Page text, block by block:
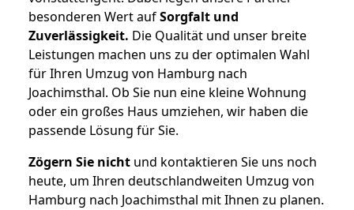
besonderen Wert aufSorgfalt und
Zuverlässigkeit. Die Qualität und unser breite
Leistungen machen uns zu der optimalen Wahl
für Ihren Umzug von Hamburg nach
Joachimsthal. Ob Sie nun eine kleine Wohnung
oder ein großes Haus umziehen, wir haben die
passende Lösung für Sie.
Zögern Sie nicht und kontaktieren Sie uns noch
heute, um Ihren deutschlandweiten Umzug von
Hamburg nach Joachimsthal mit Ihnen zu planen.